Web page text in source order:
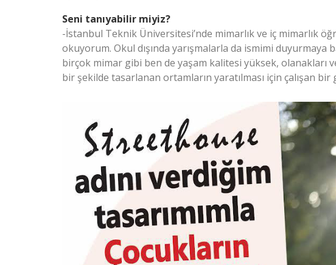
Seni tanıyabilir miyiz?
-İstanbul Teknik Üniversitesi’nde mimarlık ve iç mimarlık
okuyorum. Okul dışında yarışmalarla da ismimi
birçok mimar gibi ben de yaşam kalitesi yüksek, olanakları
bir şekilde tasarlanan ortamların yaratılması için çalışan bir